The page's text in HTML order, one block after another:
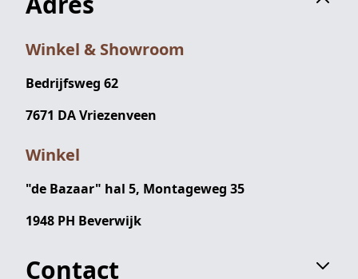
Winkel & Showroom
Bedrijfsweg 62
7671 DA Vriezenveen
Winkel
"de Bazaar" hal 5, Montageweg 35
1948 PH Beverwijk
Contact